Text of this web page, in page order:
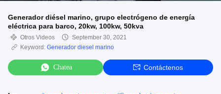
Generador diésel marino, grupo electrógeno de energía
eléctrica para barco, 20kw, 100kw, 50kva
Otros Videos
September 30, 2021
Keyword: Generador diesel marino
Chatea Contáctenos